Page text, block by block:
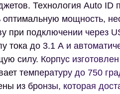
Технология Auto ID
оптимальную мощность,
при подключении через
тока до 3.1 А и
силу. Корпус
температуру до 750
из бронзы, которая